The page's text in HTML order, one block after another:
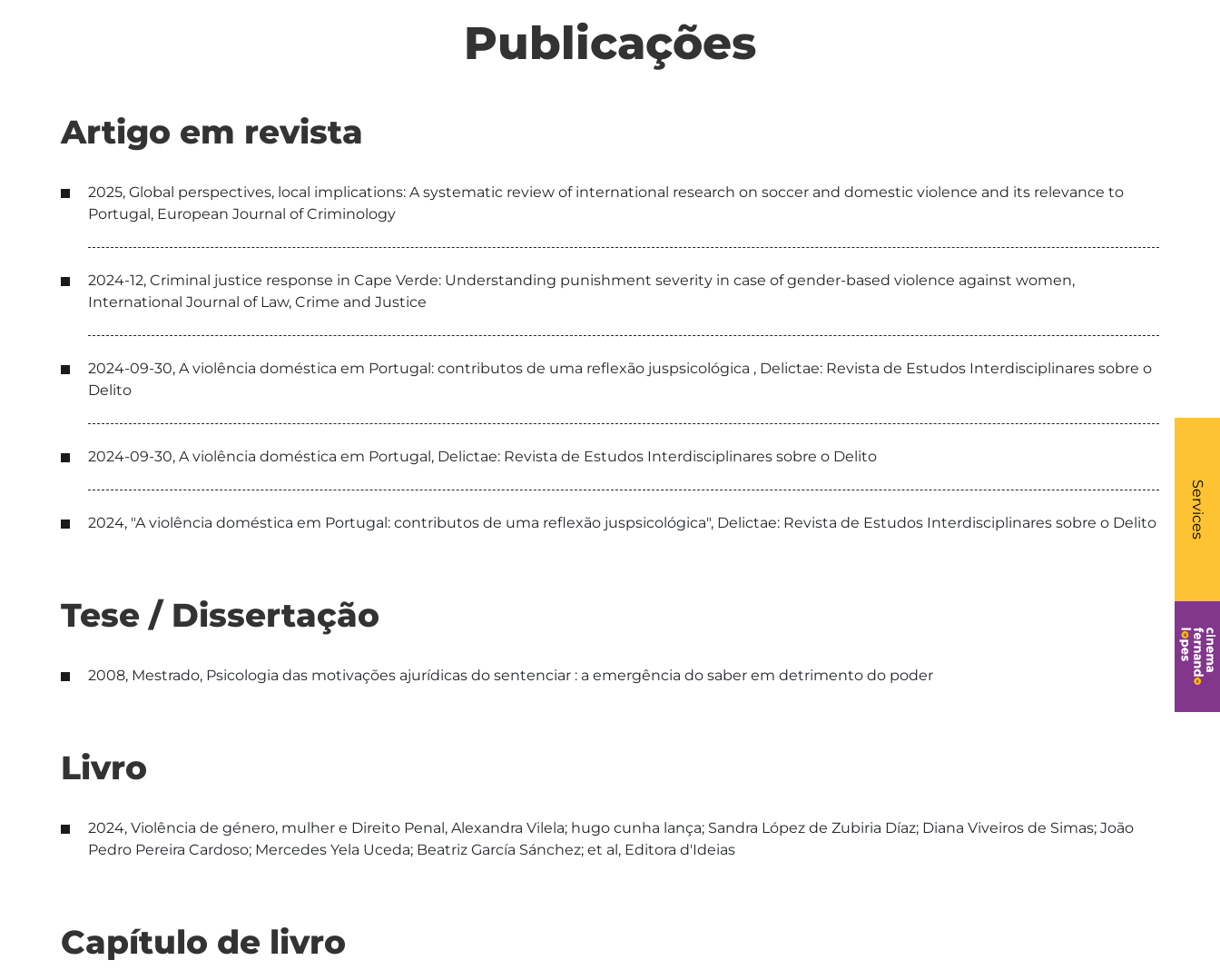
Services
-
Publicações
Artigo em revista
2025, Global perspectives, local implications: A systematic review of international research on soccer and domestic violence and its relevance to
Portugal, European Journal of Criminology
2024-12, Criminal justice response in Cape Verde: Understanding punishment severity in case of gender-based violence against women,
International Journal of Law, Crime and Justice
2024-09-30, A violência doméstica em Portugal: contributos de uma reflexão juspsicológica , Delictae: Revista de Estudos Interdisciplinares sobre o
Delito
2024-09-30, A violência doméstica em Portugal, Delictae: Revista de Estudos Interdisciplinares sobre o Delito
2024, "A violência doméstica em Portugal: contributos de uma reflexão juspsicológica", Delictae: Revista de Estudos Interdisciplinares sobre o Delito
Tese / Dissertação
2008, Mestrado, Psicologia das motivações ajurídicas do sentenciar : a emergência do saber em detrimento do poder
Livro
2024, Violência de género, mulher e Direito Penal, Alexandra Vilela; hugo cunha lança; Sandra López de Zubiria Díaz; Diana Viveiros de Simas; João
Pedro Pereira Cardoso; Mercedes Yela Uceda; Beatriz García Sánchez; et al, Editora d'Ideias
Capítulo de livro